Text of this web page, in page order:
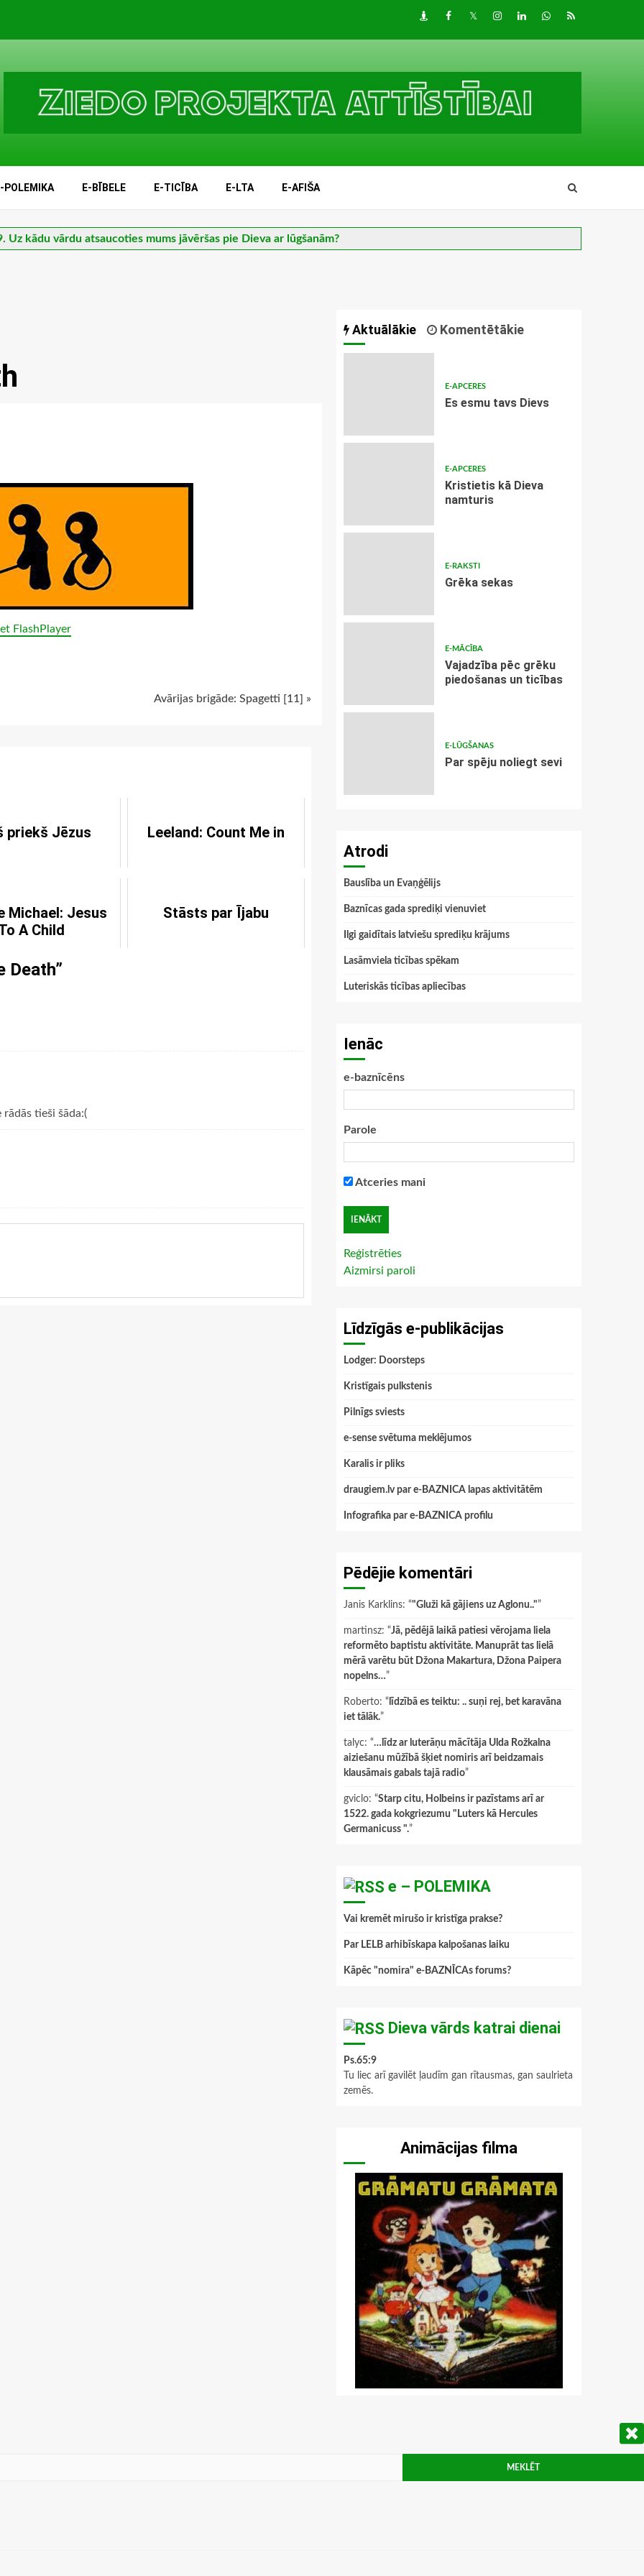
DraugiemFacebook
TwitterInstagram
LinkedInwhatsapp
RSS
POLEMIKA E-BĪBELE E-TICĪBA E-LTA E-AFIŠA
Uz kādu vārdu atsaucoties mums jāvēršas pie Dieva ar lūgšanām?
FlashPlayer
Avārijas brigāde: Spagetti [11] »
priekš Jēzus Leeland: Count Me in
Michael: Jesus
A Child
Stāsts par Ījabu
Death”
tieši šāda:(
Aktuālākie Komentētākie
E-APCERES
Es esmu tavs Dievs
E-APCERES
Kristietis kā Dieva
namturis
E-RAKSTI
Grēka sekas
E-MĀCĪBA
Vajadzība pēc grēku
piedošanas un ticības
E-LŪGŠANAS
Par spēju noliegt sevi
Atrodi
Bauslība un Evaņģēlijs
Baznīcas gada sprediķi vienuviet
Ilgi gaidītais latviešu sprediķu krājums
Lasāmviela ticības spēkam
Luteriskās ticības apliecības
Ienāc
e-baznīcēns
Parole
Atceries mani
Reģistrēties
Aizmirsi paroli
Līdzīgās e-publikācijas
Lodger: Doorsteps
Kristīgais pulkstenis
Pilnīgs sviests
e-sense svētuma meklējumos
Karalis ir pliks
draugiem.lv par e-BAZNICA lapas aktivitātēm
Infografika par e-BAZNICA profilu
Pēdējie komentāri
Janis Karklins: “"Gluži kā gājiens uz Aglonu.."”
martinsz: “Jā, pēdējā laikā patiesi vērojama liela
reformēto baptistu aktivitāte. Manuprāt tas lielā
mērā varētu būt Džona Makartura, Džona Paipera
nopelns…”
Roberto: “ līdzībā es teiktu: .. suņi rej, bet karavāna
iet tālāk.”
talyc: “…līdz ar luterāņu mācītāja Ulda Rožkalna
aiziešanu mūžībā šķiet nomiris arī beidzamais
klausāmais gabals tajā radio”
gviclo: “Starp citu, Holbeins ir pazīstams arī ar
1522. gada kokgriezumu "Luters kā Hercules
Germanicuss ".”
e – POLEMIKA
Vai kremēt mirušo ir kristīga prakse?
Par LELB arhibīskapa kalpošanas laiku
Kāpēc "nomira" e-BAZNĪCAs forums?
Dieva vārds katrai dienai
Ps.65:9
Tu liec arī gavilēt ļaudīm gan rītausmas, gan saulrieta
zemēs.
Animācijas filma